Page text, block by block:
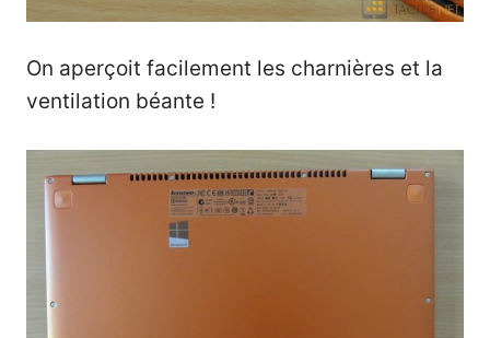
On aperçoit facilement les charnières et la
ventilation béante !